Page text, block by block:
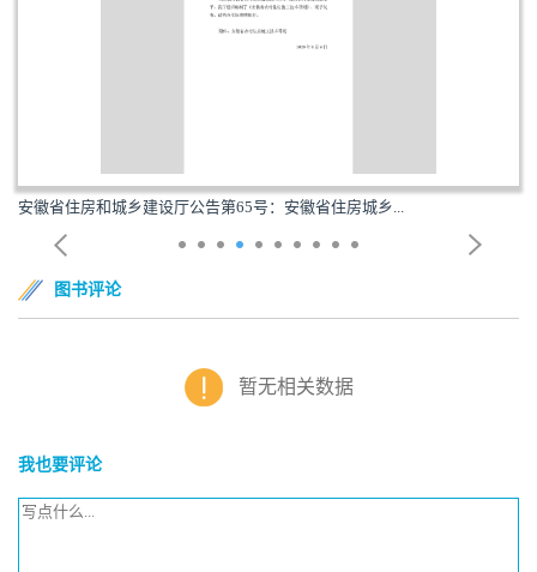
安徽省住房和城乡建设厅公告第65号：安徽省住房城乡...
图书评论
暂无相关数据
我也要评论